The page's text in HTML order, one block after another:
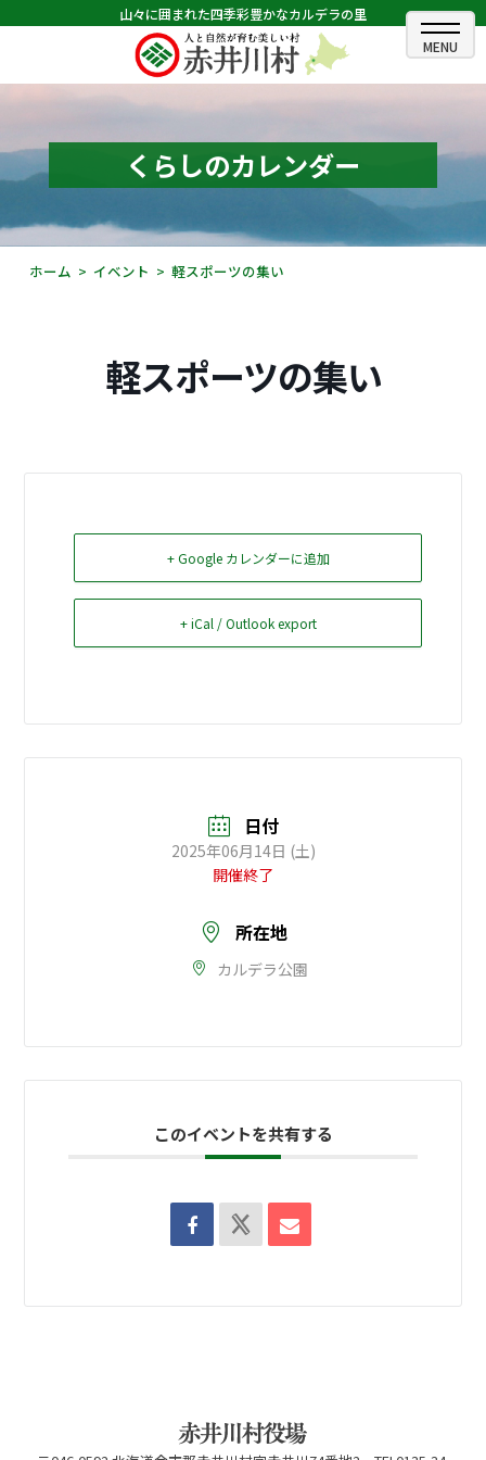
山々に囲まれた四季彩豊かなカルデラの里
ホーム
むらのできごと
むらのプロフィール
くらしの情報
観光・イベント情報
Select Language▼
くらしのカレンダー
ホーム イベント 軽スポーツの集い
軽スポーツの集い
+ Google カレンダーに追加
+ iCal / Outlook export
日付
2025年06月14日 (土)
開催終了
所在地
カルデラ公園
このイベントを共有する